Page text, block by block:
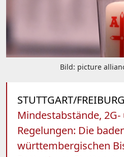
Bild: picture
STUTTGART/FREIBURG
Mindestabstände, 2G-
Regelungen: Die
württembergischen